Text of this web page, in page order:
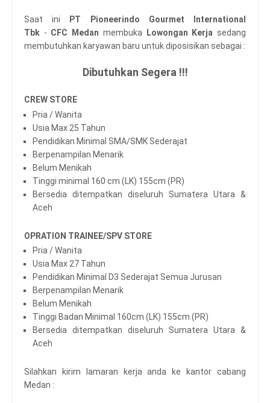
Saat ini PT Pioneerindo Gourmet International
Tbk - CFC Medan membuka Lowongan Kerja sedang
membutuhkan karyawan baru untuk diposisikan sebagai :
Dibutuhkan Segera !!!
CREW STORE
Pria / Wanita
Usia Max 25 Tahun
Pendidikan Minimal SMA/SMK Sederajat
Berpenampilan Menarik
Belum Menikah
Tinggi minimal 160 cm (LK) 155cm (PR)
Bersedia ditempatkan diseluruh Sumatera Utara &
Aceh
OPRATION TRAINEE/SPV STORE
Pria / Wanita
Usia Max 27 Tahun
Pendidikan Minimal D3 Sederajat Semua Jurusan
Berpenampilan Menarik
Belum Menikah
Tinggi Badan Minimal 160cm (LK) 155cm (PR)
Bersedia ditempatkan diseluruh Sumatera Utara &
Aceh
Silahkan kirim lamaran kerja anda ke kantor cabang
Medan :